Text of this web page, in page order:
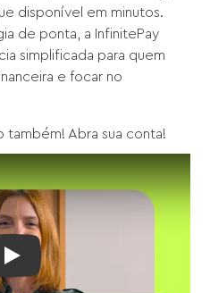
disponível em minutos.
de ponta, a InfinitePay
simplificada para quem
e focar no
também! Abra sua conta!
Conta PJ para você lucrar |